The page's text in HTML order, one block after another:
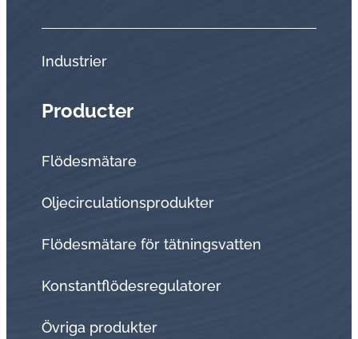
Industrier
Producter
Flödesmätare
Oljecirculationsprodukter
Flödesmätare för tätningsvatten
Konstantflödesregulatorer
Övriga produkter